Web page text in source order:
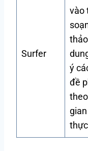
Surfer
vào
ý
đề
gian